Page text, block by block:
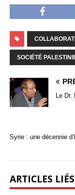
SOCIÉTÉ
Le Dr.
Syrie : une décennie
ARTICLES LIÉS